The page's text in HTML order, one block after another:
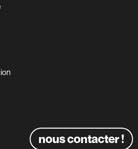
nous contacter !